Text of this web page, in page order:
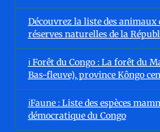
Découvrez la liste des
réserves naturelles de la
ℹ️ Forêt du Congo : La forêt du
Bas-fleuve), province Kôngo
ℹ️Faune : Liste des espèces
démocratique du Congo